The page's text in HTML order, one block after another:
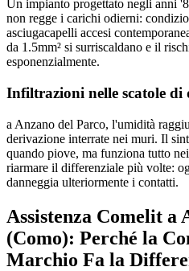
Un impianto progettato negli anni
non regge i carichi odierni:
asciugacapelli accesi
da 1.5mm² si surriscaldano e il
esponenzialmente.
Infiltrazioni nelle scatole di
a Anzano del Parco, l'umidità
derivazione interrate nei muri. Il
quando piove, ma funziona tutto
riarmare il differenziale più volte:
danneggia ulteriormente i contatti.
Assistenza Comelit a
(Como): Perché la
Marchio Fa la